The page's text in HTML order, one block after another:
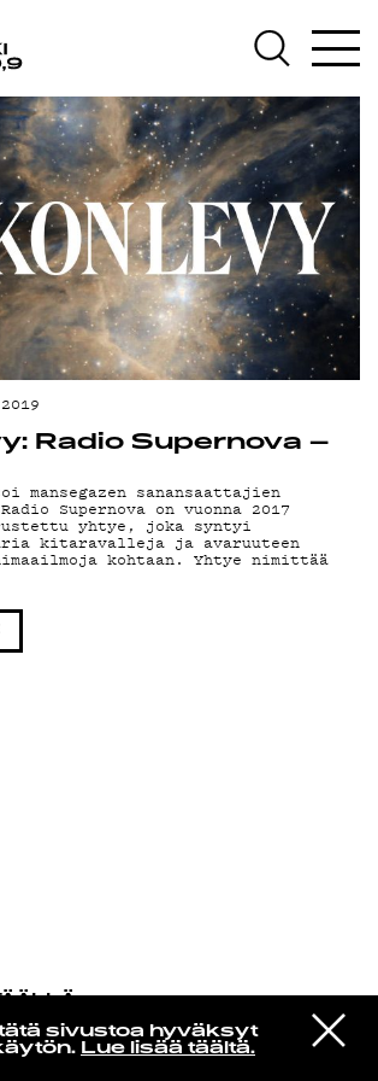
sivustoa hyväksyt
Lue lisää täältä.
VIESTI
STUDIOON
SUN!
Radio Supernova –
mansegazen sanansaattajien
Supernova on vuonna 2017
yhtye, joka syntyi
kitaravalleja ja avaruuteen
kohtaan. Yhtye nimittää